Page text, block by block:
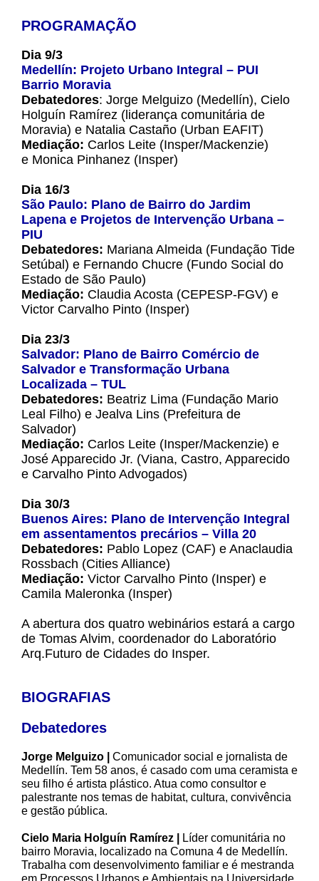
PROGRAMAÇÃO
Dia 9/3
Medellín: Projeto Urbano Integral – PUI
Barrio Moravia
Debatedores: Jorge Melguizo (Medellín), Cielo
Holguín Ramírez (liderança comunitária de
Moravia) e Natalia Castaño (Urban EAFIT)
Mediação: Carlos Leite (Insper/Mackenzie)
e Monica Pinhanez (Insper)
Dia 16/3
São Paulo: Plano de Bairro do Jardim
Lapena e Projetos de Intervenção Urbana –
PIU
Debatedores: Mariana Almeida (Fundação Tide
Setúbal) e Fernando Chucre (Fundo Social do
Estado de São Paulo)
Mediação: Claudia Acosta (CEPESP-FGV) e
Victor Carvalho Pinto (Insper)
Dia 23/3
Salvador: Plano de Bairro Comércio de
Salvador e Transformação Urbana
Localizada – TUL
Debatedores: Beatriz Lima (Fundação Mario
Leal Filho) e Jealva Lins (Prefeitura de
Salvador)
Mediação: Carlos Leite (Insper/Mackenzie) e
José Apparecido Jr. (Viana, Castro, Apparecido
e Carvalho Pinto Advogados)
Dia 30/3
Buenos Aires: Plano de Intervenção Integral
em assentamentos precários – Villa 20
Debatedores: Pablo Lopez (CAF) e Anaclaudia
Rossbach (Cities Alliance)
Mediação: Victor Carvalho Pinto (Insper) e
Camila Maleronka (Insper)
A abertura dos quatro webinários estará a cargo
de Tomas Alvim, coordenador do Laboratório
Arq.Futuro de Cidades do Insper.
BIOGRAFIAS
Debatedores
Jorge Melguizo | Comunicador social e jornalista de
Medellín. Tem 58 anos, é casado com uma ceramista e
seu filho é artista plástico. Atua como consultor e
palestrante nos temas de habitat, cultura, convivência
e gestão pública.
Cielo Maria Holguín Ramírez |
Líder comunitária no
bairro Moravia, localizado na Comuna 4 de Medellín.
Trabalha com desenvolvimento familiar e é mestranda
em Processos Urbanos e Ambientais na Universidade